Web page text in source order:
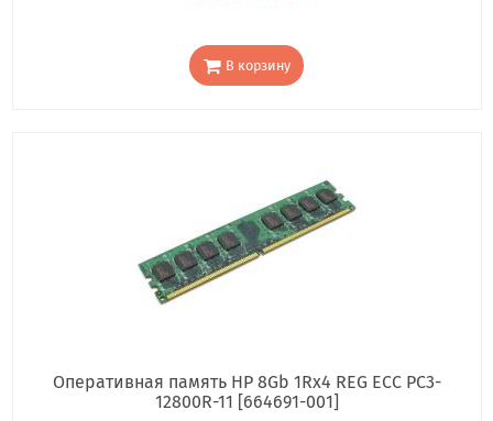
В корзину
Оперативная память HP 8Gb 1Rx4 REG ECC PC3-
12800R-11 [664691-001]